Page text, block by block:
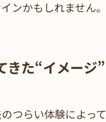
ンかもしれません。
きた“イメージ
つらい体験によっ